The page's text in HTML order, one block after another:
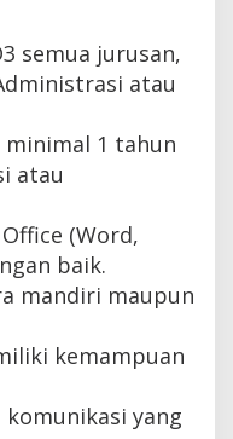
semua jurusan,
atau
1 tahun
atau
(Word,
baik.
mandiri maupun
kemampuan
yang